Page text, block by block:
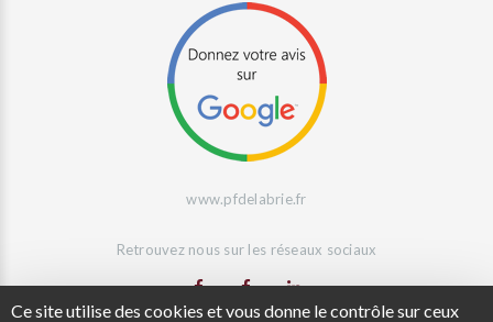
Ce site utilise des cookies et vous donne le contrôle sur ceux
www.pfdelabrie.fr
Retrouvez nous sur les réseaux sociaux